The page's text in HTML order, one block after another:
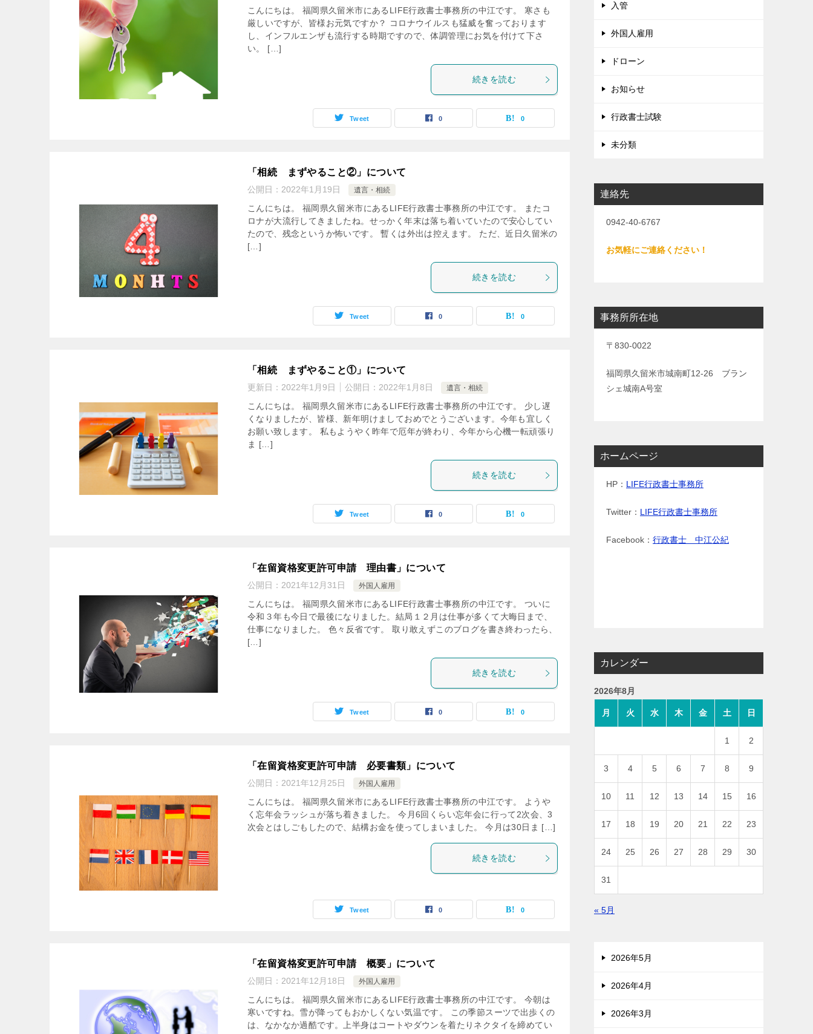
こんにちは。 福岡県久留米市にあるLIFE行政書士事務所の中江です。 寒さも
厳しいですが、皆様お元気ですか？ コロナウイルスも猛威を奮っております
し、インフルエンザも流行する時期ですので、体調管理にお気を付けて下さ
い。 […]
続きを読む
Tweet 0 0
「相続 まずやること②」について
公開日： 2022年1月19日 遺言・相続
こんにちは。 福岡県久留米市にあるLIFE行政書士事務所の中江です。 またコ
ロナが大流行してきましたね。せっかく年末は落ち着いていたので安心してい
たので、残念というか怖いです。 暫くは外出は控えます。 ただ、近日久留米の
[…]
続きを読む
Tweet 0 0
「相続 まずやること①」について
更新日： 2022年1月9日 公開日： 2022年1月8日 遺言・相続
こんにちは。 福岡県久留米市にあるLIFE行政書士事務所の中江です。 少し遅
くなりましたが、皆様、新年明けましておめでとうございます。今年も宜しく
お願い致します。 私もようやく昨年で厄年が終わり、今年から心機一転頑張り
ま […]
続きを読む
Tweet 0 0
「在留資格変更許可申請 理由書」について
公開日： 2021年12月31日 外国人雇用
こんにちは。 福岡県久留米市にあるLIFE行政書士事務所の中江です。 ついに
令和３年も今日で最後になりました。結局１２月は仕事が多くて大晦日まで、
仕事になりました。 色々反省です。 取り敢えずこのブログを書き終わったら、
[…]
続きを読む
Tweet 0 0
「在留資格変更許可申請 必要書類」について
公開日： 2021年12月25日 外国人雇用
こんにちは。 福岡県久留米市にあるLIFE行政書士事務所の中江です。 ようや
く忘年会ラッシュが落ち着きました。 今月6回くらい忘年会に行って2次会、3
次会とはしごもしたので、結構お金を使ってしまいました。 今月は30日ま […]
続きを読む
Tweet 0 0
「在留資格変更許可申請 概要」について
公開日： 2021年12月18日 外国人雇用
こんにちは。 福岡県久留米市にあるLIFE行政書士事務所の中江です。 今朝は
寒いですね。雪が降ってもおかしくない気温です。 この季節スーツで出歩くの
は、なかなか過酷です。上半身はコートやダウンを着たりネクタイを締めてい
入管
外国人雇用
ドローン
お知らせ
行政書士試験
未分類
連絡先
0942-40-6767
お気軽にご連絡ください！
事務所所在地
〒830-0022
福岡県久留米市城南町12-26 ブラン
シェ城南A号室
ホームページ
HP： LIFE行政書士事務所
Twitter： LIFE行政書士事務所
Facebook： 行政書士 中江公紀
カレンダー
2026年8月
月 火 水 木 金 土 日
1 2
3 4 5 6 7 8 9
10 11 12 13 14 15 16
17 18 19 20 21 22 23
24 25 26 27 28 29 30
31
« 5月
2026年5月
2026年4月
2026年3月